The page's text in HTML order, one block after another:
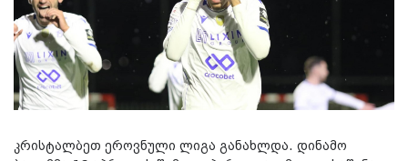
კრისტალბეთ ეროვნული ლიგა განახლდა. დინამო